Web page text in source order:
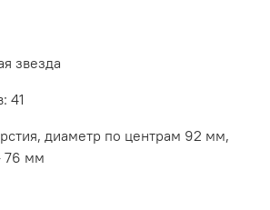
звезда
41
диаметр по центрам 92 мм,
76 мм